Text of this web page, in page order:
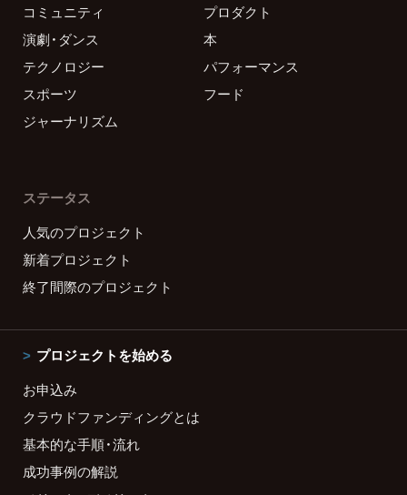
コミュニティ
プロダクト
演劇・ダンス
本
テクノロジー
パフォーマンス
スポーツ
フード
ジャーナリズム
ステータス
人気のプロジェクト
新着プロジェクト
終了間際のプロジェクト
プロジェクトを始める
お申込み
クラウドファンディングとは
基本的な手順・流れ
成功事例の解説